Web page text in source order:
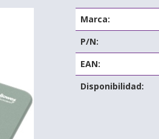
Marca:
P/N:
EAN:
Disponibilidad: